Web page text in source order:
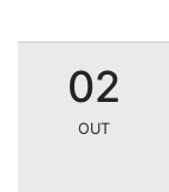
02
OUT